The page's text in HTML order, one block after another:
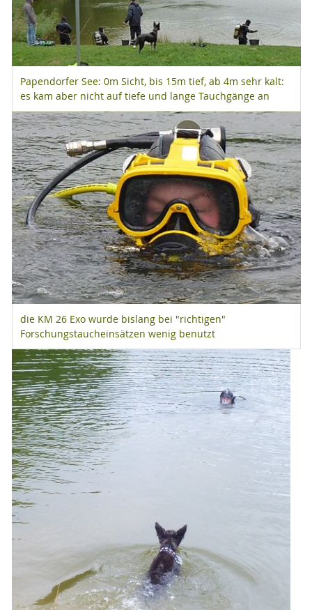
Papendorfer See: 0m Sicht, bis 15m tief, ab 4m sehr kalt:
es kam aber nicht auf tiefe und lange Tauchgänge an
die KM 26 Exo wurde bislang bei "richtigen"
Forschungstaucheinsätzen wenig benutzt